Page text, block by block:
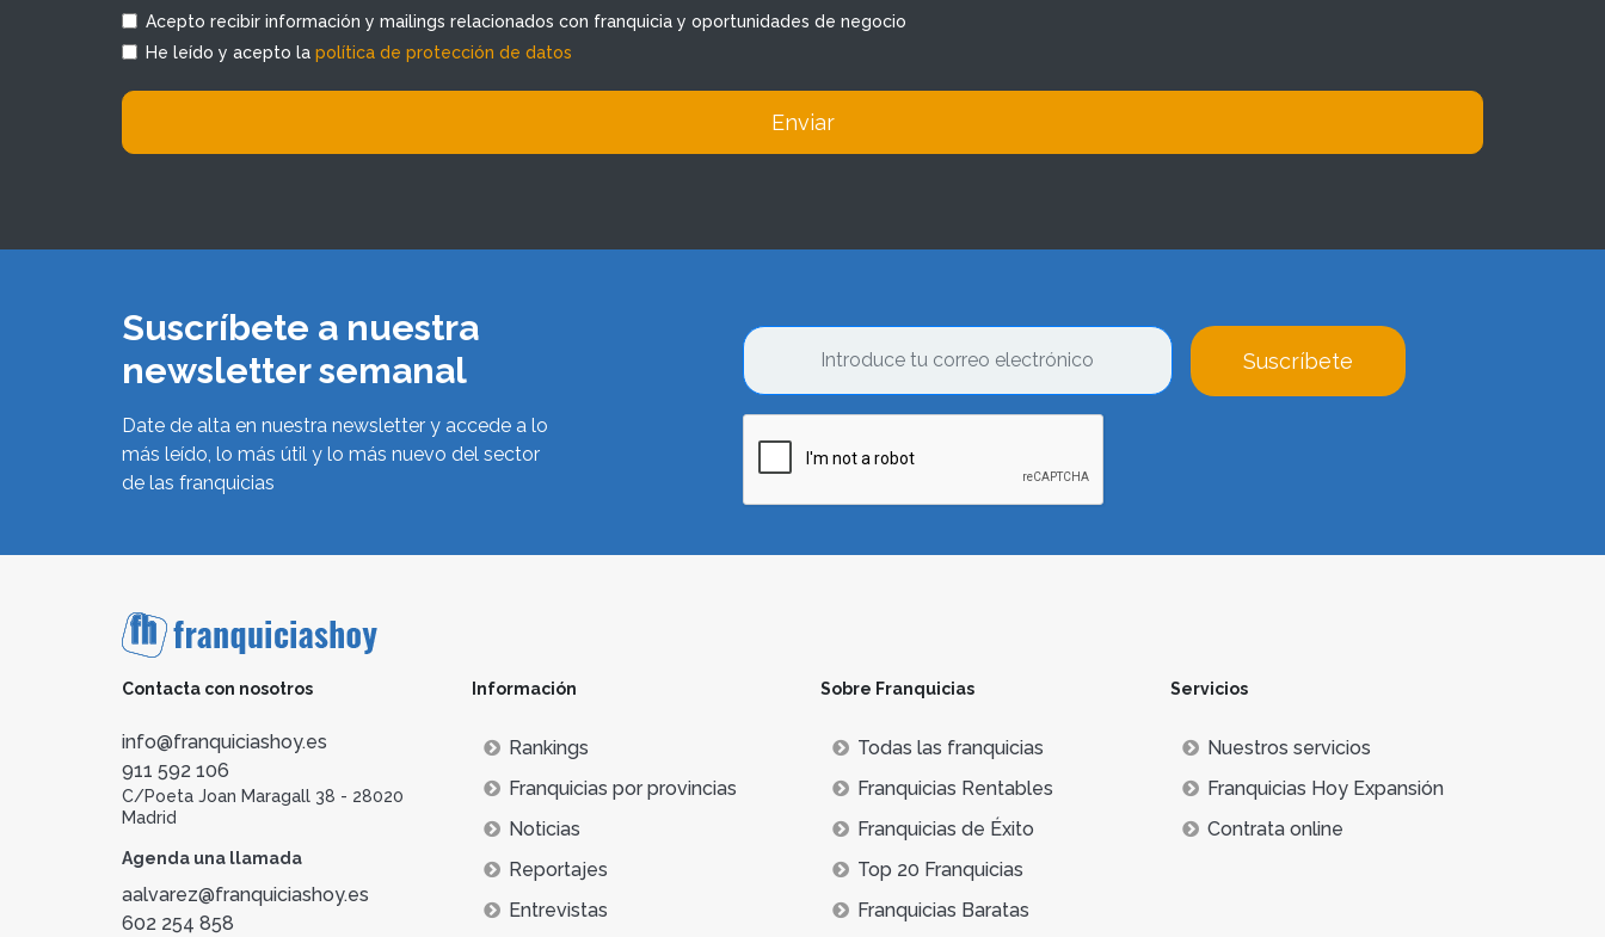
Acepto recibir información y mailings relacionados con franquicia y oportunidades de negocio
He leído y acepto la política de protección de datos
Enviar
Suscríbete a nuestra
newsletter semanal
Date de alta en nuestra newsletter y accede a lo
más leído, lo más útil y lo más nuevo del sector
de las franquicias
Suscríbete
Contacta con nosotros
info@franquiciashoy.es
911 592 106
C/Poeta Joan Maragall 38 - 28020
Madrid
Agenda una llamada
aalvarez@franquiciashoy.es
602 254 858
Información
Rankings
Franquicias por provincias
Noticias
Reportajes
Entrevistas
Sobre Franquicias
Todas las franquicias
Franquicias Rentables
Franquicias de Éxito
Top 20 Franquicias
Franquicias Baratas
Servicios
Nuestros servicios
Franquicias Hoy Expansión
Contrata online